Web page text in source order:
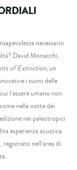
necessario
David Monacchi,
of Extinction, un
i suoni delle
l’essere umano non
nella notte dei
nei paleotropici
esperienza acustica
nell’area di